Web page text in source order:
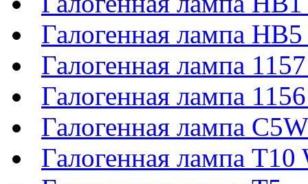
Галогенная лампа
Галогенная лампа
Галогенная лампа
Галогенная лампа
Галогенная лампа T10